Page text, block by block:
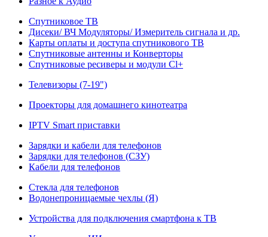
Спутниковое ТВ
Дисеки/ ВЧ Модуляторы/ Измеритель сигнала и др.
Карты оплаты и доступа спутникового ТВ
Спутниковые антенны и Конверторы
Спутниковые ресиверы и модули Cl+
Телевизоры (7-19")
Проекторы для домашнего кинотеатра
IPTV Smart приставки
Зарядки и кабели для телефонов
Зарядки для телефонов (СЗУ)
Кабели для телефонов
Стекла для телефонов
Водонепроницаемые чехлы (Я)
Устройства для подключения смартфона к ТВ